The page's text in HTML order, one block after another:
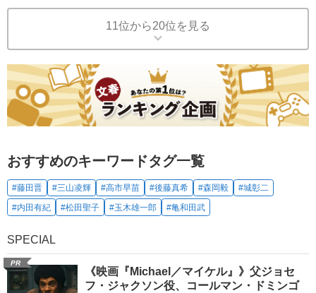
11位から20位を見る
おすすめのキーワードタグ一覧
#藤田晋 #三山凌輝 #高市早苗 #後藤真希 #森岡毅
#城彰二
#内田有紀
#松田聖子 #玉木雄一郎 #亀和田武
SPECIAL
PR
《映画『Michael／マイケル』》父ジョセ
フ・ジャクソン役、コールマン・ドミンゴ